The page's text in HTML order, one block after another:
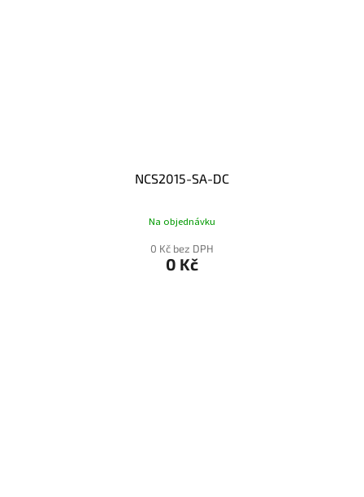
NCS2015-SA-DC
Na objednávku
0 Kč bez DPH
0 Kč